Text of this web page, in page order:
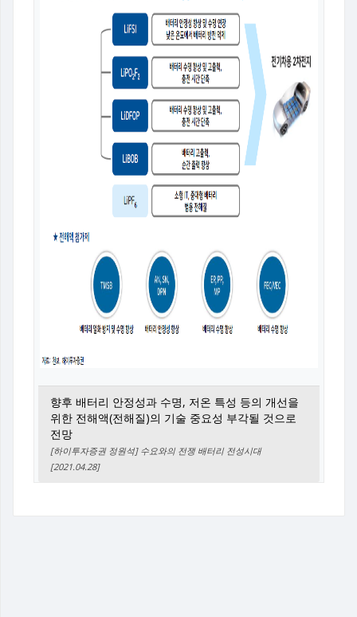
향후 배터리 안정성과 수명, 저온 특성 등의 개선을
위한 전해액(전해질)의 기술 중요성 부각될 것으로
전망
[하이투자증권 정원석] 수요와의 전쟁 배터리 전성시대
[2021.04.28]